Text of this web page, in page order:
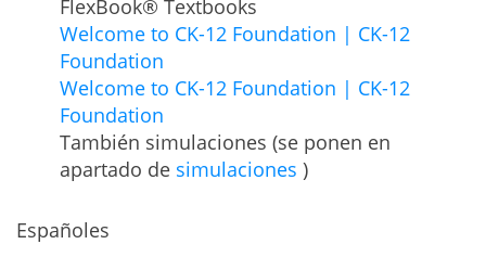
FlexBook® Textbooks
Welcome to CK-12 Foundation | CK-12
Foundation
Welcome to CK-12 Foundation | CK-12
Foundation
También simulaciones (se ponen en
apartado de simulaciones )
Españoles